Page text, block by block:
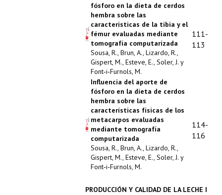
fósforo en la dieta de cerdos
hembra sobre las
características de la tibia y el
fémur evaluadas mediante
tomografía computarizada
Sousa, R., Brun, A., Lizardo, R.,
Gispert, M., Esteve, E., Soler, J. y
Font‑i‑Furnols, M.
111-
113
Influencia del aporte de
fósforo en la dieta de cerdos
hembra sobre las
características físicas de los
metacarpos evaluadas
mediante tomografía
computarizada
Sousa, R., Brun, A., Lizardo, R.,
Gispert, M., Esteve, E., Soler, J. y
Font‑i‑Furnols, M.
114-
116
PRODUCCIÓN Y CALIDAD DE LA LECHE I